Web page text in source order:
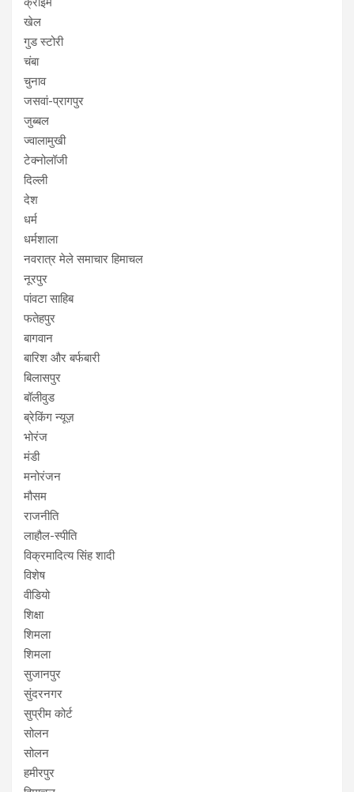
खेल
गुड स्टोरी
चंबा
चुनाव
जसवां-प्रागपुर
जुब्बल
ज्वालामुखी
टेक्नोलॉजी
दिल्ली
देश
धर्म
धर्मशाला
नवरात्र मेले समाचार हिमाचल
नूरपुर
पांवटा साहिब
फतेहपुर
बागवान
बारिश और बर्फबारी
बिलासपुर
बॉलीवुड
ब्रेकिंग न्यूज़
भोरंज
मंडी
मनोरंजन
मौसम
राजनीति
लाहौल-स्पीति
विक्रमादित्य सिंह शादी
विशेष
वीडियो
शिक्षा
शिमला
शिमला
सुजानपुर
सुंदरनगर
सुप्रीम कोर्ट
सोलन
सोलन
हमीरपुर